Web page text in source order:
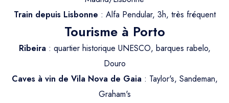
Train depuis Lisbonne : Alfa Pendular, 3h, très fréquent
Tourisme à Porto
Ribeira: quartier historique UNESCO, barques rabelo,
Douro
Caves à vin de Vila Nova de Gaia: Taylor's, Sandeman,
Graham's